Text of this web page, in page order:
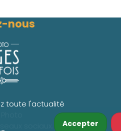
Accepter
nous
toute l'actualité